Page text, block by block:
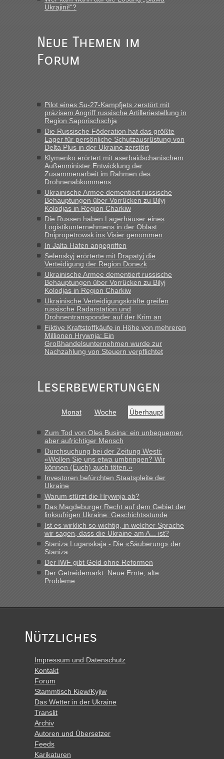
fast 11 Milliarden aufgedeckt
„Am besten wäre natürlich, wenn die Frau mit dabei ist.
Alleinreisende Männer stehen schließlich immer unter
Milliarden aufgedeckt
„Kein Zoll. Du musst an sich nur sagen dass das privat ist
und du nicht damit handeln willst. So lange das nicht
Originalverpackt ist und ersichlich das nicht neu sollte es
keine Probleme geben“
Recht, Visa und Dokumente • Deklaration
gebrauchter Kleidung beim Zoll
„Hallo Leute, ich weiß nicht, ob ich hier richtig bin mit meiner
Anfrage. Ich möchte 4 Umzugskartons mit gebrauchter
Straßen Kleidung bei der Einreise in die Ukraine
mitnehmen. Es ist gebrauchte Kleidung...“
Berichte und Reisetipps • Re: An welchem
Grenzübergang zwischen Polen und der Ukraine geht es am
schnellsten?
„Wir sind mit unserem Wohnmobil, wie geplant am Montag
15.6. in Krakovets rüber. Sehr zeitig los gegen 5 Uhr in der
Früh. Mit sehr sehr wenig Verkehr, super bis zur Grenze. Nur
8 PKW vor der Schranke....“
inBerichte und Reisetipps • Re: An welchem
Grenzübergang zwischen Polen und der Ukraine geht es am
schnellsten?
„Gestern 6 Stunden warten vor der Grenze Richtung Polen
Grenzübergang zwischen Polen und der Ukraine geht es am
„Bin am Montag 15.6.26 um 8 Uhr in Urgyniw ausgereist,
das erste Mal an einem Montagmorgen ca. 15 Fahrzeuge
vor mir, bin sonst der Erste oder Zweite, egal, nach ca 20
Minuten wurde dann die nächste Welle...“
Berichte und Reisetipps • Re: An welchem
Grenzübergang zwischen Polen und der Ukraine geht es am
schnellsten?
„Derzeit, ist es überall sehr voll an den Grenzen Ukraine/
Polen. Zb. Krakovets 100 PKW ca. 10 h Wartezeit. Wollen
Montag rüber, versuchen es sehr früh.“
Ukrajini!“?
Neue Themen im
Forum
Pilot eines Su-27-Kampfjets zerstört mit
präzisem Angriff russische Artilleriestellung in
Region Saporischschja
Die Russische Föderation hat das größte
Lager für persönliche Schutzausrüstung von
Delta Plus in der Ukraine zerstört
Klymenko erörtert mit aserbaidschanischem
Außenminister Entwicklung der
Zusammenarbeit im Rahmen des
Drohnenabkommens
Ukrainische Armee dementiert russische
Behauptungen über Vorrücken zu Bilyj
Kolodjas in Region Charkiw
Die Russen haben Lagerhäuser eines
Logistikunternehmens in der Oblast
Dnipropetrowsk ins Visier genommen
In Jalta Hafen angegriffen
Selenskyj erörterte mit Drapatyj die
Verteidigung der Region Donezk
Ukrainische Armee dementiert russische
Behauptungen über Vorrücken zu Bilyj
Kolodjas in Region Charkiw
Ukrainische Verteidigungskräfte greifen
russische Radarstation und
Drohnentransponder auf der Krim an
Fiktive Kraftstoffkäufe in Höhe von mehreren
Millionen Hrywnja: Ein
Großhandelsunternehmen wurde zur
Nachzahlung von Steuern verpflichtet
Leserbewertungen
Monat Woche Überhaupt
Zum Tod von Oles Busina: ein unbequemer,
aber aufrichtiger Mensch
Durchsuchung bei der Zeitung Westi:
«Wollen Sie uns etwa umbringen? Wir
können (Euch) auch töten.»
Investoren befürchten Staatspleite der
Ukraine
Warum stürzt die Hrywnja ab?
Das Magdeburger Recht auf dem Gebiet der
linksufrigen Ukraine: Geschichtsstunde
Ist es wirklich so wichtig, in welcher Sprache
wir sagen, dass die Ukraine am A... ist?
Staniza Luganskaja - Die «Säuberung» der
Staniza
Der IWF gibt Geld ohne Reformen
Der Getreidemarkt: Neue Ernte, alte
Probleme
Nützliches
Impressum und Datenschutz
Kontakt
Forum
Stammtisch Kiew/Kyjiw
Das Wetter in der Ukraine
Translit
Archiv
Autoren und Übersetzer
Feeds
Karikaturen